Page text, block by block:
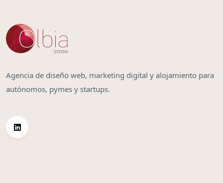
Agencia de diseño web, marketing digital y alojamiento para
autónomos, pymes y startups.